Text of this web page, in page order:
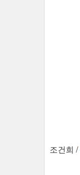
조건희 /